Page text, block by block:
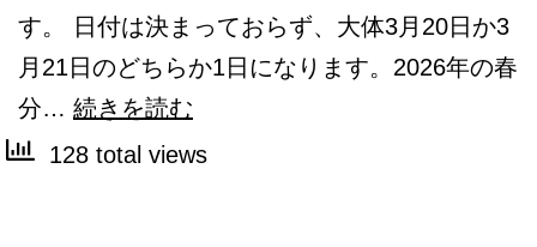
す。 日付は決まっておらず、大体3月20日か3
月21日のどちらか1日になります。2026年の春
分… 続きを読む
日
128 total views